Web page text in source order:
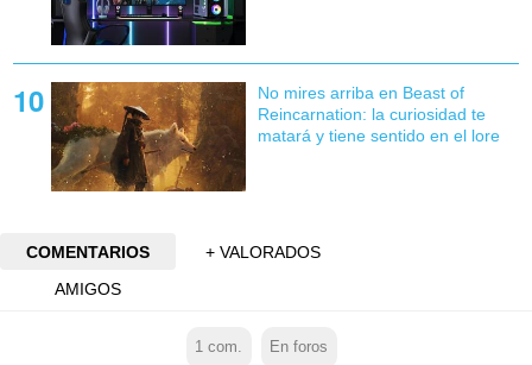
No mires arriba en Beast of
Reincarnation: la curiosidad te
matará y tiene sentido en el lore
COMENTARIOS
+ VALORADOS
AMIGOS
1 com. En foros